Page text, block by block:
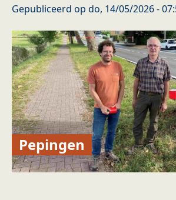
Gepubliceerd op do, 14/05/2026 -
Pepingen